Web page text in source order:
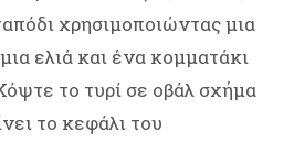
χρησιμοποιώντας μια
ελιά και ένα κομματάκι
το τυρί σε οβάλ σχήμα
το κεφάλι του